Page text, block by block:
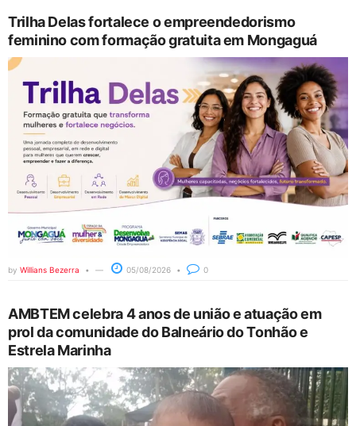
Trilha Delas fortalece o empreendedorismo
feminino com formação gratuita em Mongaguá
by Willians Bezerra 05/08/2026 0
AMBTEM celebra 4 anos de união e atuação em
prol da comunidade do Balneário do Tonhão e
Estrela Marinha